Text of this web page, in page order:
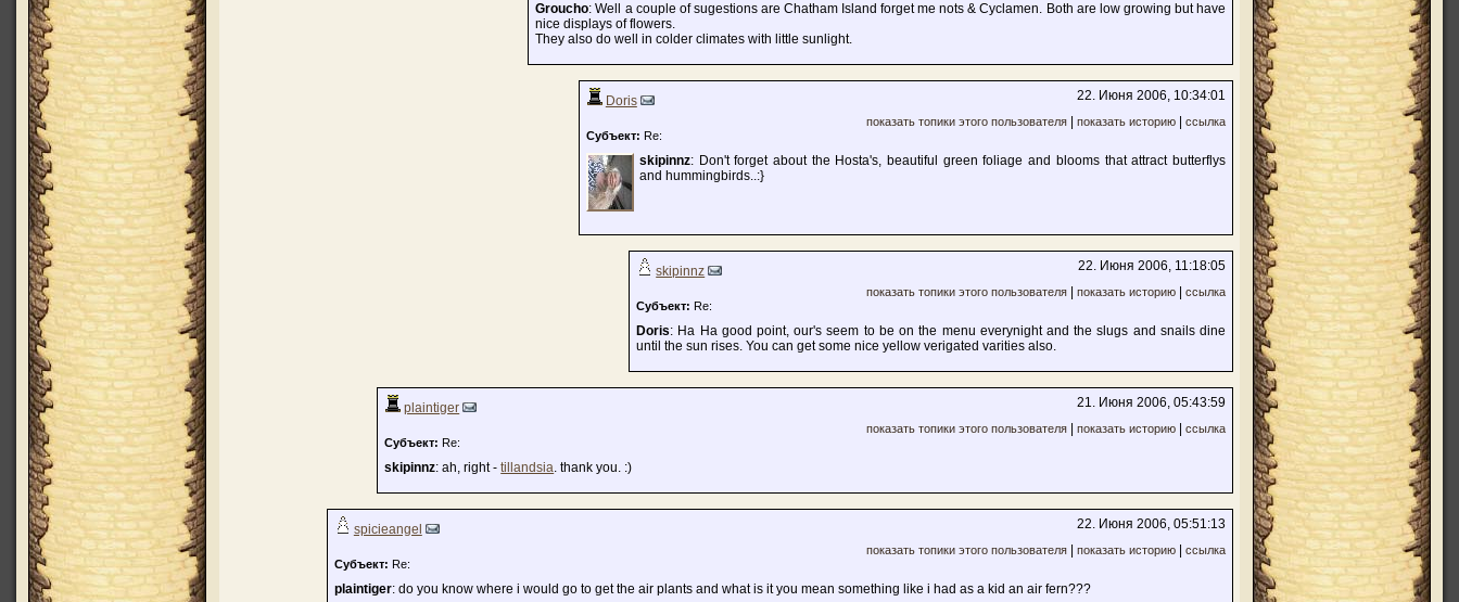
Groucho: Well a couple of sugestions are Chatham Island forget me nots & Cyclamen. Both are low growing but have
nice displays of flowers.
They also do well in colder climates with little sunlight.
22. Июня 2006, 10:34:01
Doris
показать топики этого пользователя показать историю
ссылка
Субъект: Re:
skipinnz: Don't forget about the Hosta's, beautiful green foliage and blooms that attract butterflys
and hummingbirds..:}
22. Июня 2006, 11:18:05
skipinnz
показать топики этого пользователя показать историю
ссылка
Субъект: Re:
Doris: Ha Ha good point, our's seem to be on the menu everynight and the slugs and snails dine
until the sun rises. You can get some nice yellow verigated varities also.
21. Июня 2006, 05:43:59
plaintiger
показать топики этого пользователя показать историю
ссылка
Субъект: Re:
skipinnz: ah, right -tillandsia. thank you. :)
22. Июня 2006, 05:51:13
spicieangel
показать топики этого пользователя показать историю
ссылка
Субъект: Re:
plaintiger: do you know where i would go to get the air plants and what is it you mean something like i had as a kid an air fern???